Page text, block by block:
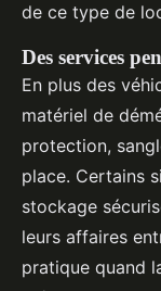
de ce type de
Des services
En plus des
matériel de
protection,
place. Certains
stockage
leurs affaires
pratique quand